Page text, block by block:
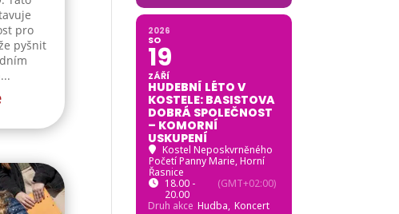
pro
pyšnit
2026
SO
19
ZÁŘÍ
HUDEBNÍ LÉTO V
KOSTELE: BASISTOVA
DOBRÁ SPOLEČNOST
– KOMORNÍ
USKUPENÍ
Kostel Neposkvrněného
Početí Panny Marie, Horní
Řasnice
18.00 -
20.00
(GMT+02:00)
Druh akce Hudba, Koncert